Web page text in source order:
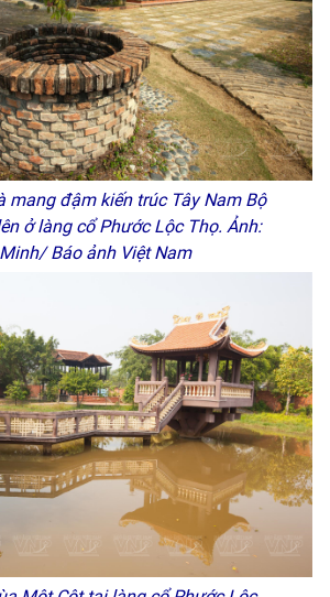
mang đậm kiến trúc Tây Nam Bộ
ở làng cổ Phước Lộc Thọ. Ảnh:
Báo ảnh Việt Nam